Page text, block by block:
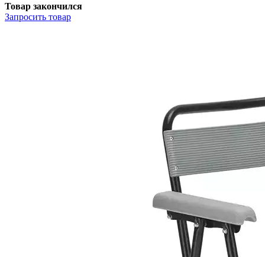
Товар закончился
Запросить товар